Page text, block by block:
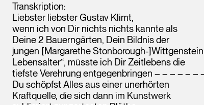
Transkription:
Liebster liebster Gustav Klimt,
wenn ich von Dir nichts nichts kannte als
Deine 2 Bauerngärten, Dein Bildnis der
jungen [Margarethe Stonborough-
Lebensalter“, müsste ich Dir Zeitlebens die
tiefste Verehrung entgegenbringen – – – – – –
Du schöpfst Alles aus einer unerhörten
Kraftquelle, die sich dann im Kunstwerk